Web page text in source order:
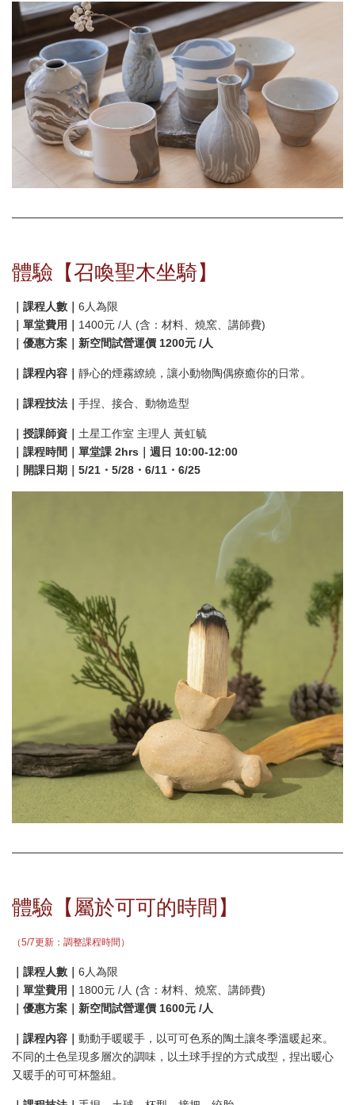
體驗【召喚聖木坐騎】
｜課程人數｜ 6人為限
｜單堂費用｜ 1400元 /人 (含：材料、燒窯、講師費)
｜優惠方案｜新空間試營運價 1200元 /人
｜課程內容｜ 靜心的煙霧繚繞，讓小動物陶偶療癒你的日常。
｜課程技法｜ 手捏、接合、動物造型
｜授課師資｜ 土星工作室 主理人 黃虹毓
｜課程時間｜單堂課 2hrs｜週日 10:00-12:00
｜開課日期｜5/21・5/28・6/11・6/25
體驗【屬於可可的時間】
（5/7更新：調整課程時間）
｜課程人數｜ 6人為限
｜單堂費用｜ 1800元 /人 (含：材料、燒窯、講師費)
｜優惠方案｜新空間試營運價 1600元 /人
｜課程內容｜ 動動手暖暖手，以可可色系的陶土讓冬季溫暖起來。
不同的土色呈現多層次的調味，以土球手捏的方式成型，捏出暖心
又暖手的可可杯盤組。